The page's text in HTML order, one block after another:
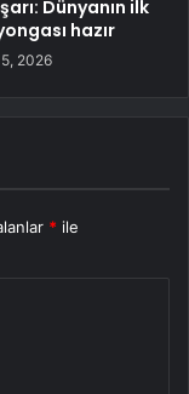
Dünyanın ilk
hazır
2026
* ile